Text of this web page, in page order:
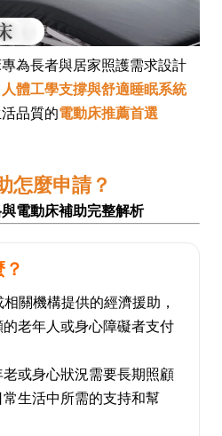
為長者與居家照護需求設計
體工學支撐與舒適睡眠系統
品質的電動床推薦首選
怎麼申請？
電動床補助完整解析
關機構提供的經濟援助，
老年人或身心障礙者支付
或身心狀況需要長期照顧
生活中所需的支持和幫